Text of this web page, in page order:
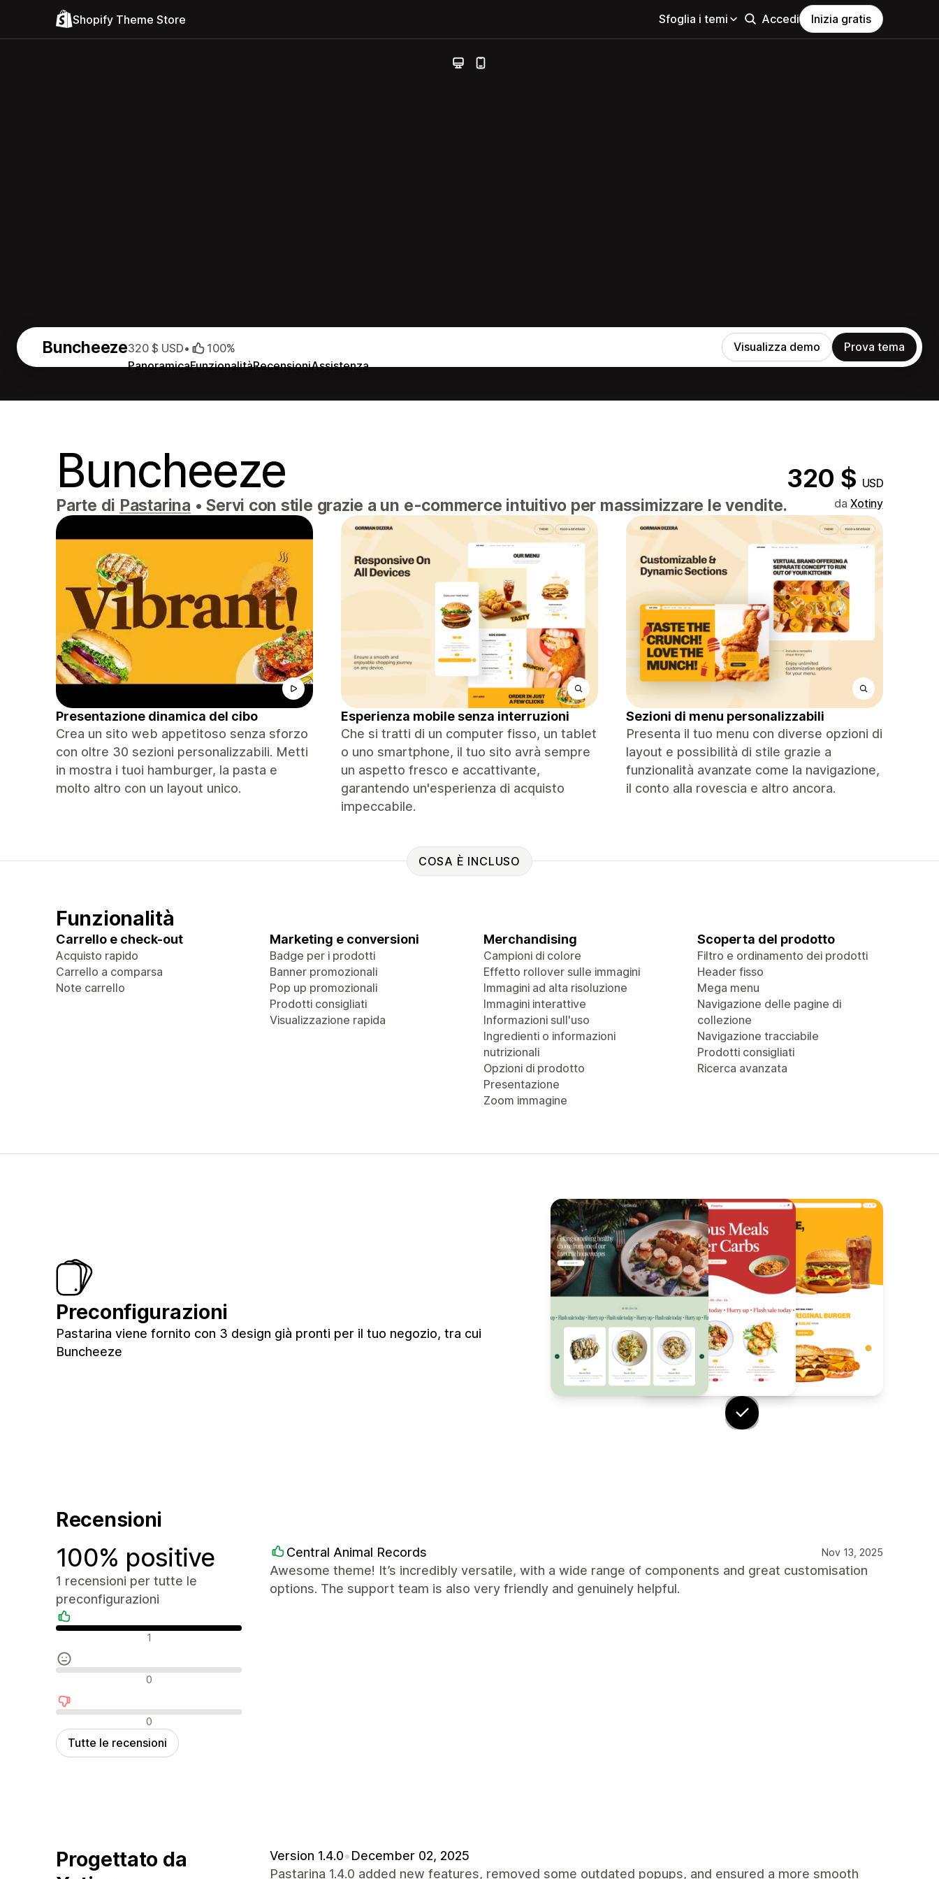
Shopify Theme Store Sfoglia i temi Accedi Inizia gratis
Buncheeze
PanoramicaFunzionalitàRecensioniAssistenza
320 $ USD• 100% Visualizza demo Prova tema
Buncheeze 320 $ USD
Parte di Pastarina • Servi con stile grazie a un e-commerce intuitivo per massimizzare le vendite. da Xotiny
Presentazione dinamica del cibo
Crea un sito web appetitoso senza sforzo
con oltre 30 sezioni personalizzabili. Metti
in mostra i tuoi hamburger, la pasta e
molto altro con un layout unico.
Esperienza mobile senza interruzioni
Che si tratti di un computer fisso, un tablet
o uno smartphone, il tuo sito avrà sempre
un aspetto fresco e accattivante,
garantendo un'esperienza di acquisto
impeccabile.
Sezioni di menu personalizzabili
Presenta il tuo menu con diverse opzioni di
layout e possibilità di stile grazie a
funzionalità avanzate come la navigazione,
il conto alla rovescia e altro ancora.
COSA È INCLUSO
Funzionalità
Carrello e check-out
Acquisto rapido
Carrello a comparsa
Note carrello
Marketing e conversioni
Badge per i prodotti
Banner promozionali
Pop up promozionali
Prodotti consigliati
Visualizzazione rapida
Merchandising
Campioni di colore
Effetto rollover sulle immagini
Immagini ad alta risoluzione
Immagini interattive
Informazioni sull'uso
Ingredienti o informazioni
nutrizionali
Opzioni di prodotto
Presentazione
Zoom immagine
Scoperta del prodotto
Filtro e ordinamento dei prodotti
Header fisso
Mega menu
Navigazione delle pagine di
collezione
Navigazione tracciabile
Prodotti consigliati
Ricerca avanzata
Preconfigurazioni
Pastarina viene fornito con 3 design già pronti per il tuo negozio, tra cui
Buncheeze
Recensioni
100% positive
1 recensioni per tutte le
preconfigurazioni
Recensioni positive
1
Recensioni neutrali
0
Recensioni negative
0
Tutte le recensioni
Central Animal Records Nov 13, 2025
Awesome theme! It’s incredibly versatile, with a wide range of components and great customisation
options. The support team is also very friendly and genuinely helpful.
Progettato da
Version 1.4.0•December 02, 2025
Pastarina 1.4.0 added new features, removed some outdated popups, and ensured a more smooth